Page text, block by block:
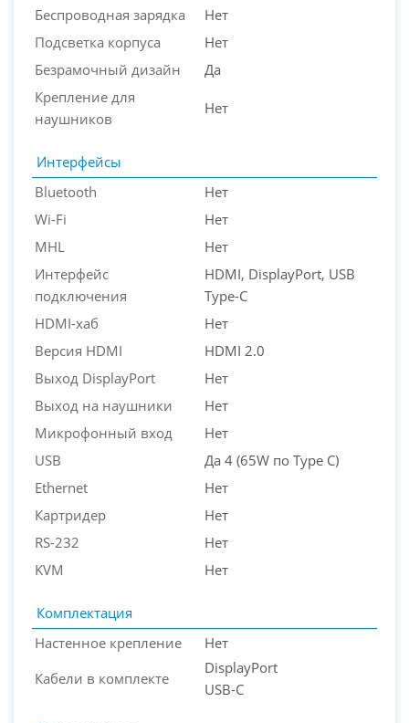
Беспроводная зарядка
Нет
Подсветка корпуса
Нет
Безрамочный дизайн
Да
Крепление для
наушников
Нет
Интерфейсы
Bluetooth
Нет
Wi-Fi
Нет
MHL
Нет
Интерфейс
подключения
HDMI, DisplayPort, USB
Type-C
HDMI-хаб
Нет
Версия HDMI
HDMI 2.0
Выход DisplayPort
Нет
Выход на наушники
Нет
Микрофонный вход
Нет
USB
Да 4 (65W по Type C)
Ethernet
Нет
Картридер
Нет
RS-232
Нет
KVM
Нет
Комплектация
Настенное крепление
Нет
Кабели в комплекте
DisplayPort
USB-C